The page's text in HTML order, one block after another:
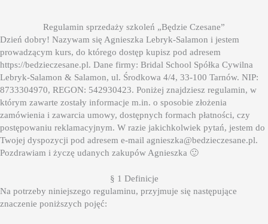
Regulamin sprzedaży szkoleń „Będzie Czesane”
Dzień dobry! Nazywam się Agnieszka Lebryk-Salamon i jestem
prowadzącym kurs, do którego dostęp kupisz pod adresem
https://bedzieczesane.pl. Dane firmy: Bridal School Spółka Cywilna
Lebryk-Salamon & Salamon, ul. Środkowa 4/4, 33-100 Tarnów. NIP:
8733304970, REGON: 542930423. Poniżej znajdziesz regulamin, w
którym zawarte zostały informacje m.in. o sposobie złożenia
zamówienia i zawarcia umowy, dostępnych formach płatności, czy
postępowaniu reklamacyjnym. W razie jakichkolwiek pytań, jestem do
Twojej dyspozycji pod adresem e-mail agnieszka@bedzieczesane.pl.
Pozdrawiam i życzę udanych zakupów Agnieszka 🙂
§ 1 Definicje
Na potrzeby niniejszego regulaminu, przyjmuje się następujące
znaczenie poniższych pojęć: